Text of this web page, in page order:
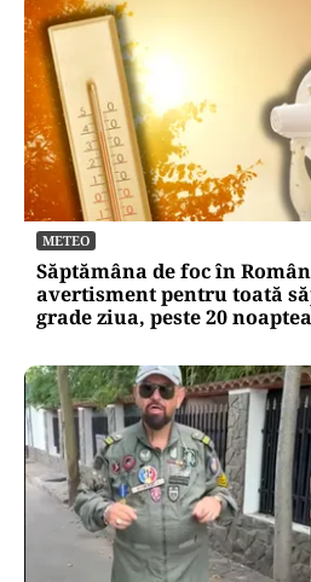
METEO
Săptămâna de foc în
avertisment pentru toată
grade ziua, peste 20 noaptea